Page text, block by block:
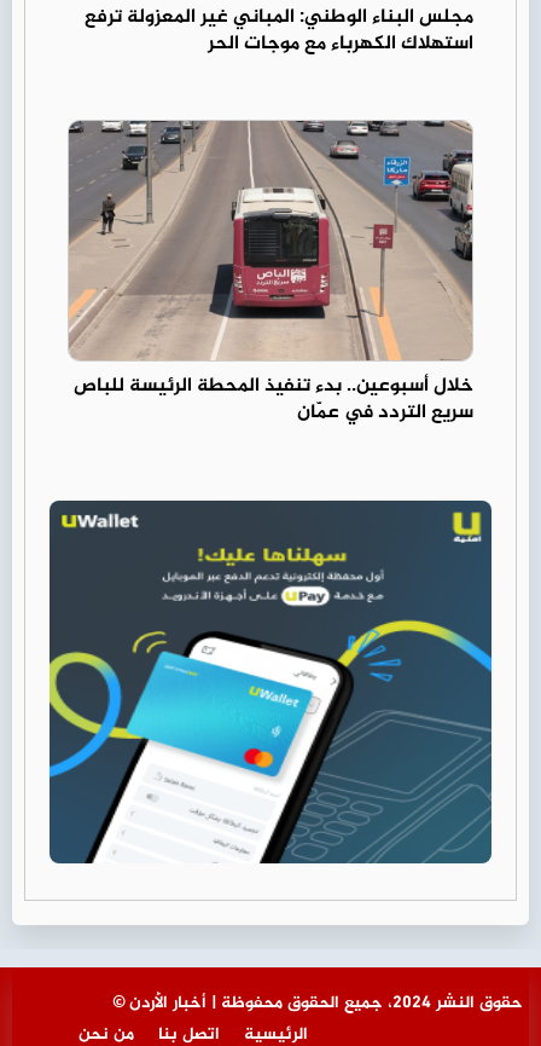
مجلس البناء الوطني: المباني غير المعزولة ترفع
استهلاك الكهرباء مع موجات الحر
خلال أسبوعين.. بدء تنفيذ المحطة الرئيسة للباص
سريع التردد في عمّان
© حقوق النشر 2024، جميع الحقوق محفوظة | أخبار الأردن
من نحن
اتصل بنا الرئيسية